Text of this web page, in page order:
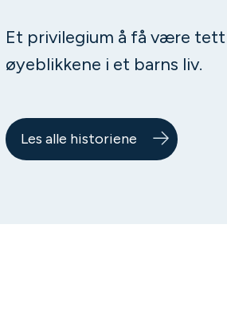
Et privilegium å få være
øyeblikkene i et barns liv.
Les alle historiene